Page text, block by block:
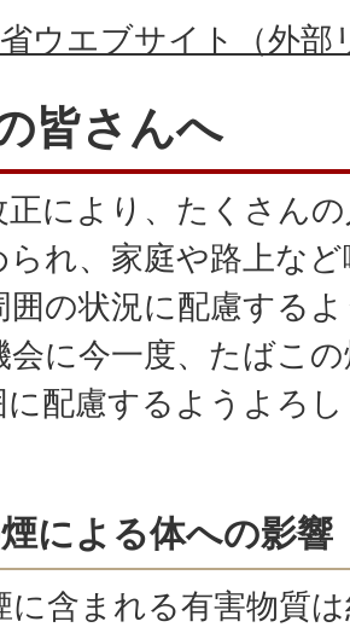
ウエブサイト（外部
皆さんへ
正により、たくさん
られ、家庭や路上な
囲の状況に配慮する
会に今一度、たばこ
に配慮するようよろ
による体への影響
に含まれる有害物質